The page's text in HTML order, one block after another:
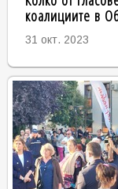
коалициите в
31 окт. 2023